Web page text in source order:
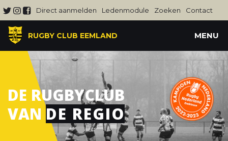
Direct aanmelden Ledenmodule Zoeken Contact
RUGBY CLUB EEMLAND MENU
DE RUGBYCLUB
VAN DE REGIO